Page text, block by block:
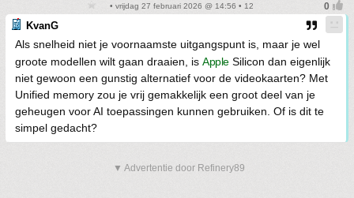
• vrijdag 27 februari 2026 @ 14:56 • 12
KvanG
Als snelheid niet je voornaamste uitgangspunt is, maar je wel
groote modellen wilt gaan draaien, is AppleSilicon dan eigenlijk
niet gewoon een gunstig alternatief voor de videokaarten? Met
Unified memory zou je vrij gemakkelijk een groot deel van je
geheugen voor AI toepassingen kunnen gebruiken. Of is dit te
simpel gedacht?
▼ Advertentie door Refinery89